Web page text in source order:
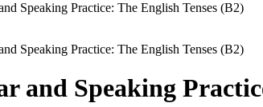
Speaking Practice: The English Tenses (B2)
Speaking Practice: The English Tenses (B2)
Speaking